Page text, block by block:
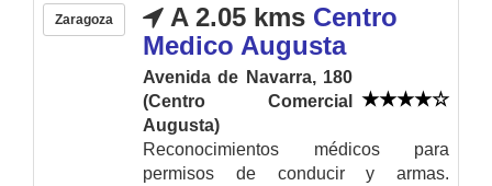
Zaragoza A 2.05 kms Centro
Medico Augusta
Avenida de Navarra, 180
(Centro Comercial
Augusta)
Reconocimientos médicos para
permisos de conducir y armas.